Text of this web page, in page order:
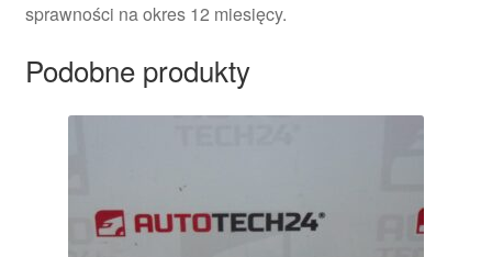
sprawności na okres 12 miesięcy.
Podobne produkty